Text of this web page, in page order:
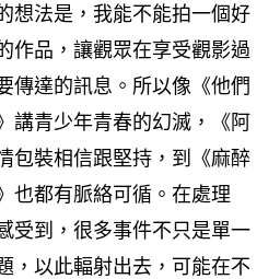
想法是，我能不能拍一個好
作品，讓觀眾在享受觀影過
傳達的訊息。所以像《他們
講青少年青春的幻滅，《阿
包裝相信跟堅持，到《麻醉
也都有脈絡可循。在處理
受到，很多事件不只是單一
，以此輻射出去，可能在不